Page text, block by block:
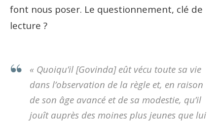
font nous poser. Le questionnement, clé de
lecture ?
« Quoiqu’il [Govinda] eût vécu toute sa vie
dans l’observation de la règle et, en raison
de son âge avancé et de sa modestie, qu’il
jouît auprès des moines plus jeunes que lui